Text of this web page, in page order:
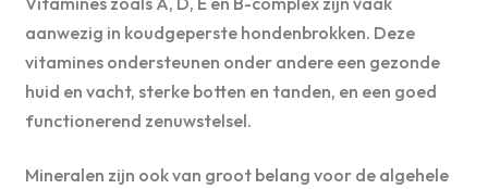
aanwezig in koudgeperste hondenbrokken. Deze
vitamines ondersteunen onder andere een gezonde
huid en vacht, sterke botten en tanden, en een goed
functionerend zenuwstelsel.
Mineralen zijn ook van groot belang voor de algehele